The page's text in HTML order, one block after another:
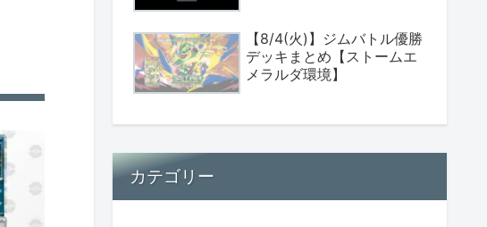
【8/4(火)】ジムバトル優勝
デッキまとめ【ストームエ
メラルダ環境】
カテゴリー